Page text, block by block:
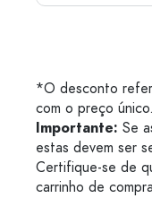
*O desconto
com o preço único.
Importante: Se
estas devem ser
Certifique-se de
carrinho de